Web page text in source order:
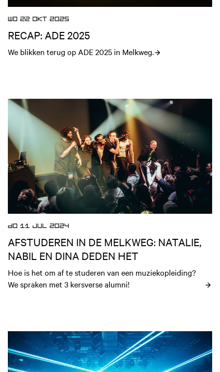
WO 22 OKT 2025
RECAP: ADE 2025
We blikken terug op ADE 2025 in Melkweg.
Open nieuws artikel
DO 11 JUL 2024
AFSTUDEREN IN DE MELKWEG: NATALIE,
NABIL EN DINA DEDEN HET
Hoe is het om af te studeren van een muziekopleiding?
We spraken met 3 kersverse alumni!
Open nieuws artikel